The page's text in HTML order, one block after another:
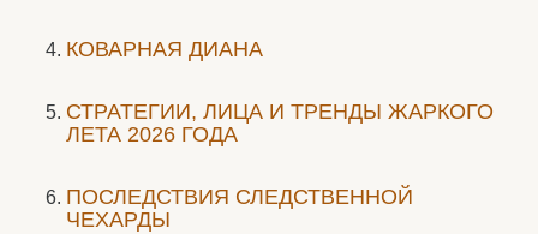
КОВАРНАЯ ДИАНА
СТРАТЕГИИ, ЛИЦА И ТРЕНДЫ ЖАРКОГО
ЛЕТА 2026 ГОДА
ПОСЛЕДСТВИЯ СЛЕДСТВЕННОЙ
ЧЕХАРДЫ